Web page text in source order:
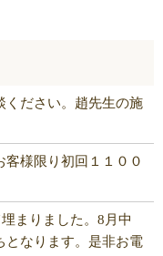
ください。趙先生の施
様限り初回１１００
まりました。8月中
となります。是非お電